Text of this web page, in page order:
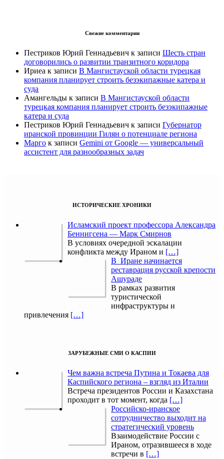
Свежие комментарии
Пестриков Юрий Геннадьевич к записи Шесть стран
договорились о развитии транзитного коридора
Ириеа к записи В Мангистауской области турецкая
компания планирует строить безэкипажные катера и
суда
Амангельды к записи В Мангистауской области
турецкая компания планирует строить безэкипажные
катера и суда
Пестриков Юрий Геннадьевич к записи Губернатор
иранской провинции Гилян о потенциале региона
Марго к записи Gemini от Google — универсальный
ассистент для разнообразных задач
ИСТОРИЧЕСКИЕ ХРОНИКИ
Исламский проект профессора Александра
Беннигсена — Марк Смирнов
В условиях очередной эскалации
конфликта между Ираном и […]
В Иране начинается
реставрация русской крепости
Ашураде
В рамках развития
туристической
инфраструктуры и
привлечения […]
ЗАРУБЕЖНЫЕ СМИ О КАСПИИ
Чем важна встреча Путина и Токаева для
Каспийского региона – взгляд из Италии
Встреча президентов России и Казахстана
проходит в тот момент, когда […]
Российско-иранское
сотрудничество выходит на
стратегический уровень
Взаимодействие России с
Ираном, отразившееся в ходе
встречи в […]